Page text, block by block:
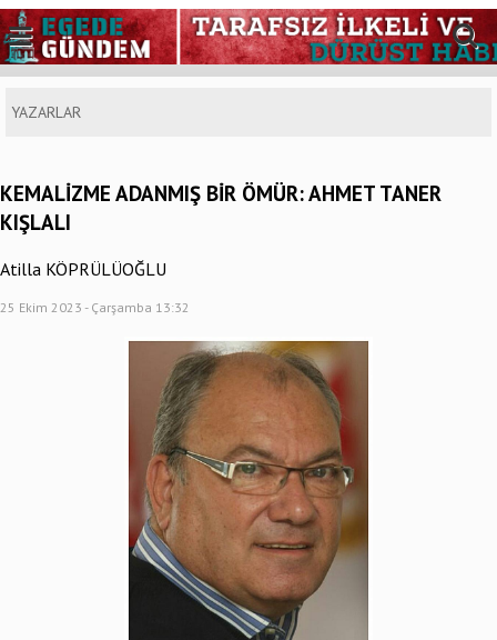
YAZARLAR
KEMALİZME ADANMIŞ BİR ÖMÜR: AHMET TANER
KIŞLALI
Atilla KÖPRÜLÜOĞLU
25 Ekim 2023 - Çarşamba 13:32